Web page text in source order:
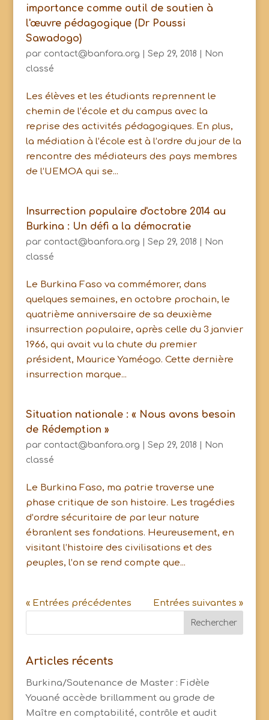
importance comme outil de soutien à
l'œuvre pédagogique (Dr Poussi
Sawadogo)
par contact@banfora.org Sep 29, 2018
Non
classé
Les élèves et les étudiants reprennent le
chemin de l’école et du campus avec la
reprise des activités pédagogiques. En plus,
la médiation à l’école est à l’ordre du jour de la
rencontre des médiateurs des pays membres
de l’UEMOA qui se...
Insurrection populaire d'octobre 2014 au
Burkina : Un défi a la démocratie
par contact@banfora.org Sep 29, 2018
Non
classé
Le Burkina Faso va commémorer, dans
quelques semaines, en octobre prochain, le
quatrième anniversaire de sa deuxième
insurrection populaire, après celle du 3 janvier
1966, qui avait vu la chute du premier
président, Maurice Yaméogo. Cette dernière
insurrection marque...
Situation nationale : « Nous avons besoin
de Rédemption »
par contact@banfora.org Sep 29, 2018
Non
classé
Le Burkina Faso, ma patrie traverse une
phase critique de son histoire. Les tragédies
d’ordre sécuritaire de par leur nature
ébranlent ses fondations. Heureusement, en
visitant l’histoire des civilisations et des
peuples, l’on se rend compte que...
« Entrées précédentes Entrées suivantes »
Articles récents
Burkina/Soutenance de Master : Fidèle
Youané accède brillamment au grade de
Maître en comptabilité, contrôle et audit